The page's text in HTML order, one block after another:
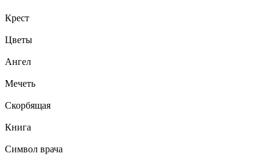
Крест
Цветы
Ангел
Мечеть
Скорбящая
Книга
Символ врача